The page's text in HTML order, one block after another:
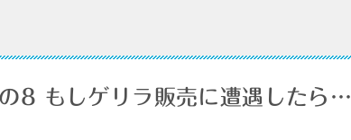
8 もしゲリラ販売に遭遇したら…